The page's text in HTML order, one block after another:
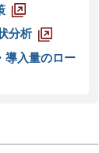
分析
導入量のロー